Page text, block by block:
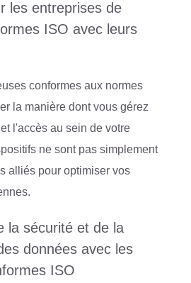
les entreprises de
ISO avec leurs
conformes aux normes
la manière dont vous gérez
l'accès au sein de votre
ne sont pas simplement
alliés pour optimiser vos
la sécurité et de la
données avec les
ISO